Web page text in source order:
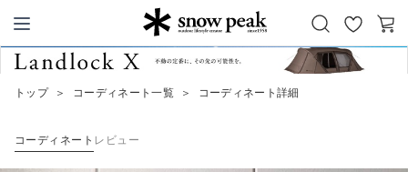
Snow Peak
お
気
カ
トップ ＞ コーディネート一覧 ＞ コーディネート詳細
コーディネート レビュー